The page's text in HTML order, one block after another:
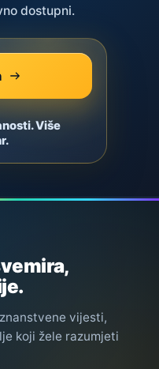
dostupni.
Više
vijesti,
koji žele razumjeti